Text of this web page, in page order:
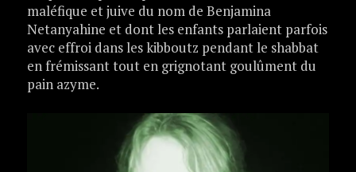
maléfique et juive du nom de Benjamina
Netanyahine et dont les enfants parlaient parfois
avec effroi dans les kibboutz pendant le shabbat
en frémissant tout en grignotant goulûment du
pain azyme.